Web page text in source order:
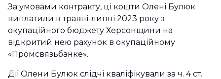
За умовами контракту, ці кошти Олені Булюк
виплатили в травні-липні 2023 року з
окупаційного бюджету Херсонщини на
відкритий нею рахунок в окупаційному
«Промсвязьбанке».
Дії Олени Булюк слідчі кваліфікували за ч. 4 ст.